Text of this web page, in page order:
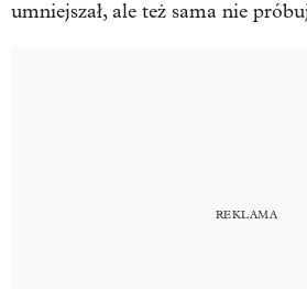
umniejszał, ale też sama nie